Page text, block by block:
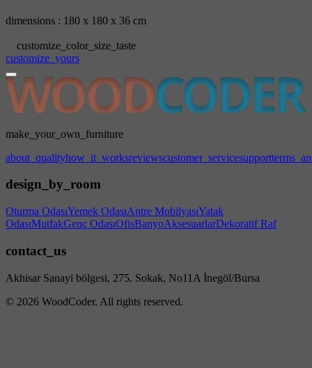
dimensions : 180 x 180 x 36 cm
customize_color_size_taste
customize_yours
make_your_own_furniture
about_qualityhow_it_worksreviewscustomer_servicesupport
design_by_room
Oturma OdasıYemek OdasıAntre MobilyasıYatak
OdasıMutfakGenç OdasıOfisBanyoAksesuarlarDekoratif Raf
contact_us
Akhisar Sanayi bölgesi, 275. Sokak, No11A İnegöl/Bursa
© 2026 WoodCoder. All rights reserved.